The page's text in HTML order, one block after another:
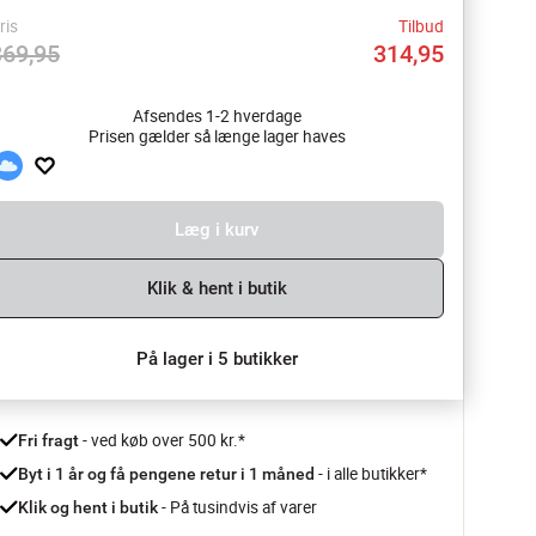
Tilbud
314,95
Afsendes 1-2 hverdage
Prisen gælder så længe lager haves
Læg i kurv
Klik & hent i butik
På lager i 5 butikker
Fri fragt - ved køb over 500 kr.*
Byt i 1 år og få pengene retur i 1 måned - i alle butikker*
Klik og hent i butik - På tusindvis af varer